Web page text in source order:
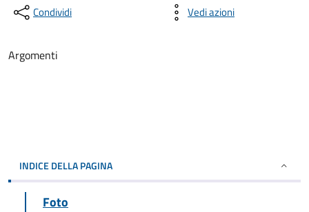
Condividi Vedi azioni
Argomenti
INDICE DELLA PAGINA
Foto